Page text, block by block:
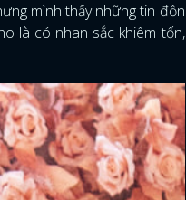
mình thấy những tin đồn
là có nhan sắc khiêm tốn,